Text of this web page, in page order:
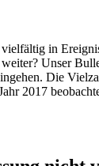
in
Unser
Die
2017